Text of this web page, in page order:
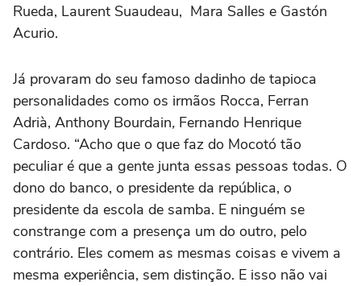
Rueda, Laurent Suaudeau, Mara Salles e Gastón
Acurio.
Já provaram do seu famoso dadinho de tapioca
personalidades como os irmãos Rocca, Ferran
Adrià, Anthony Bourdain, Fernando Henrique
Cardoso. “Acho que o que faz do Mocotó tão
peculiar é que a gente junta essas pessoas todas. O
dono do banco, o presidente da república, o
presidente da escola de samba. E ninguém se
constrange com a presença um do outro, pelo
contrário. Eles comem as mesmas coisas e vivem a
mesma experiência, sem distinção. E isso não vai